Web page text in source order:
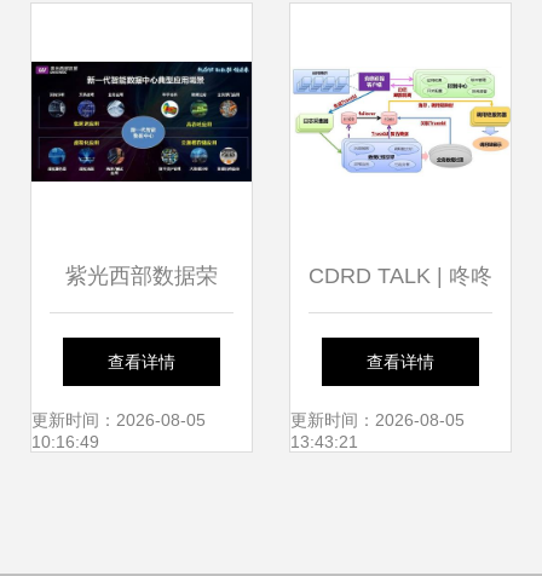
紫光西部数据荣
膺“2018-2019中国
企业级存储市场优
查看详情
更新时间：2026-08-05
10:16:49
CDRD TALK | 咚咚
分布式链路追踪数
据处理服务 架构、
查看详情
更新时间：2026-08-05
13:43:21